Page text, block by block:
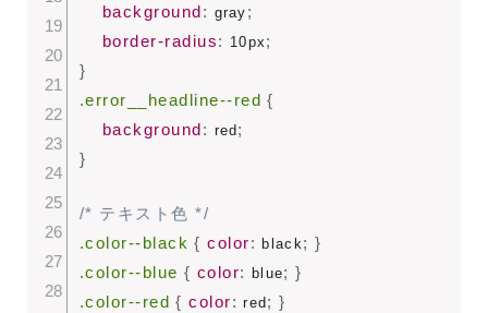
background: gray ;
border-radius: 10px ;
}
.error__headline--red {
background: red ;
}
/* テキスト色 */
.color--black { color: black ; }
.color--blue { color: blue; }
.color--red { color: red ; }